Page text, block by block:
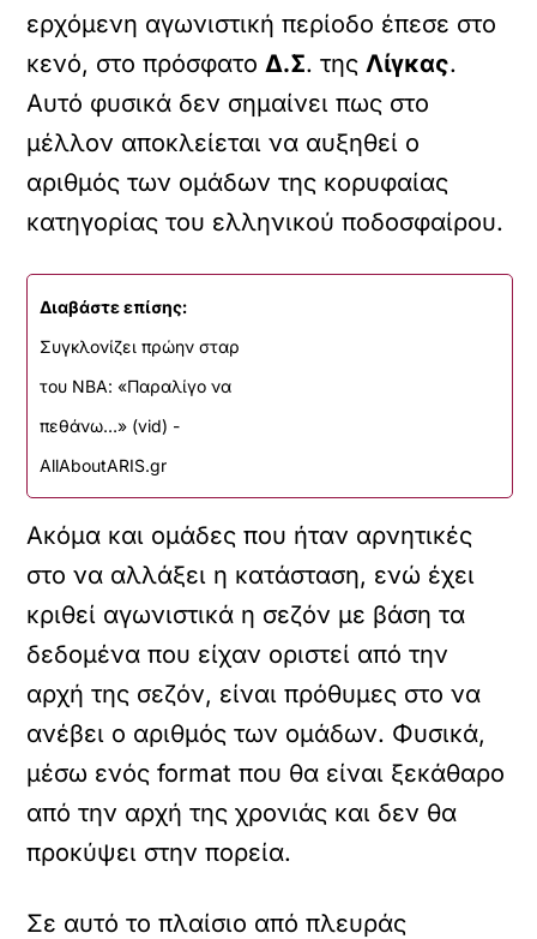
ερχόμενη αγωνιστική περίοδο έπεσε στο
κενό, στο πρόσφατοΔ.Σ. τηςΛίγκας.
Αυτό φυσικά δεν σημαίνει πως στο
μέλλον αποκλείεται να αυξηθεί ο
αριθμός των ομάδων της κορυφαίας
κατηγορίας του ελληνικού ποδοσφαίρου.
Διαβάστε επίσης:
Συγκλονίζει πρώην σταρ
του ΝΒΑ: «Παραλίγο να
πεθάνω…» (vid) -
AllAboutARIS.gr
Ακόμα και ομάδες που ήταν αρνητικές
στο να αλλάξει η κατάσταση, ενώ έχει
κριθεί αγωνιστικά η σεζόν με βάση τα
δεδομένα που είχαν οριστεί από την
αρχή της σεζόν, είναι πρόθυμες στο να
ανέβει ο αριθμός των ομάδων. Φυσικά,
μέσω ενός format που θα είναι ξεκάθαρο
από την αρχή της χρονιάς και δεν θα
προκύψει στην πορεία.
Σε αυτό το πλαίσιο από πλευράς